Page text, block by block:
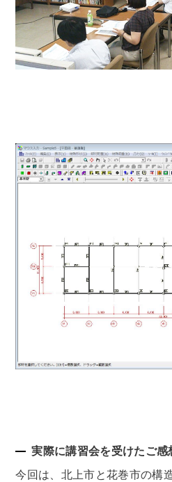
実際に講習会を受けたご感
今回は、北上市と花巻市の構